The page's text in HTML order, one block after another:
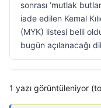
sonrası ‘mutlak
iade edilen Kemal
(MYK) listesi belli
bugün açılanacağı
1 yazı görüntüleniyor